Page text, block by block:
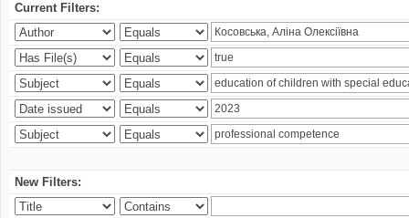
Current Filters:
New Filters: